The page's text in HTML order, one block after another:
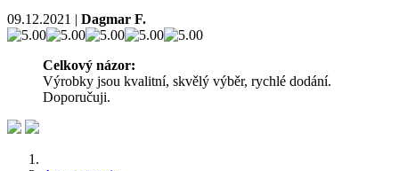
09.12.2021 | Dagmar F.
Celkový názor:
Výrobky jsou kvalitní, skvělý výběr, rychlé dodání.
Doporučuji.